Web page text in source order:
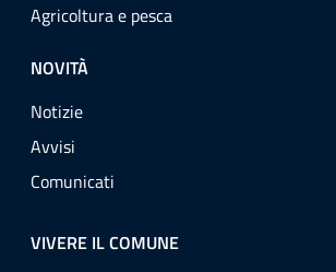
Agricoltura e pesca
NOVITÀ
Notizie
Avvisi
Comunicati
VIVERE IL COMUNE